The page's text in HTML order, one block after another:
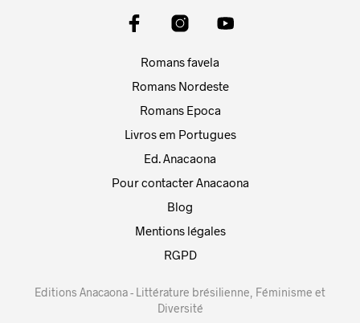
Romans favela
Romans Nordeste
Romans Epoca
Livros em Portugues
Ed. Anacaona
Pour contacter Anacaona
Blog
Mentions légales
RGPD
Editions Anacaona - Littérature brésilienne, Féminisme et
Diversité